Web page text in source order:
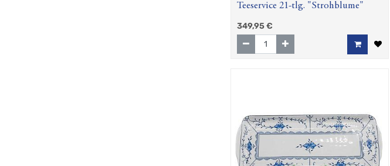
Teeservice 21-tlg. "Strohblume"
349,95€